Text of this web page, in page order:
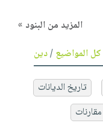
المزيد من البنود »
كل المواضيع/دين
تاريخ الديانات
مقارنات